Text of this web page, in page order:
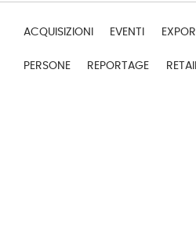
ACQUISIZIONI EVENTI
PERSONE REPORTAGE RETAIL